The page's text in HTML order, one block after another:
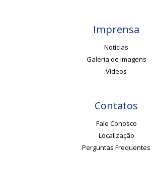
Imprensa
Notícias
Galeria de Imagens
Vídeos
Contatos
Fale Conosco
Localização
Perguntas Frequentes